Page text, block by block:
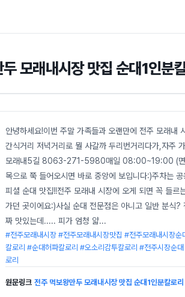
모래내시장 맛집 순대1인분
안녕하세요!이번 주말 가족들과 오랜만에 전주 모래내
간식거리 저녁거리로 뭘 사갈까 두리번거리다가,자주
모래내5길 8063-271-5980매일 08:00~19:00 (면
목으로 쭉 들어오시면 바로 중앙에 보입니다:)주차는
피셜 순대 맛집!!전주 모래내 시장에 오게 되면 꼭 들
가던 곳이에요:)사실 순대 전문점은 아니고 일반 분식
짜 맛있는데..... 피가 엄청 얇...
#전주모래내시장 #전주모래내시장맛집 #전주모래내시장
칼로리 #순대허파칼로리 #오소리감투칼로리 #전주시장순
로리
원문링크 전주 먹보왕만두 모래내시장 맛집 순대1인분칼로